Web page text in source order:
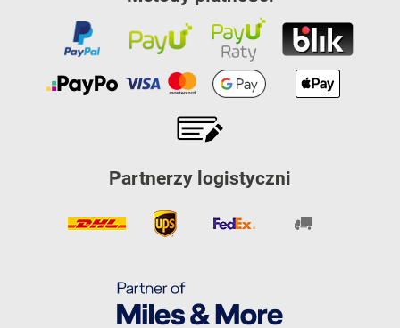
Partnerzy logistyczni